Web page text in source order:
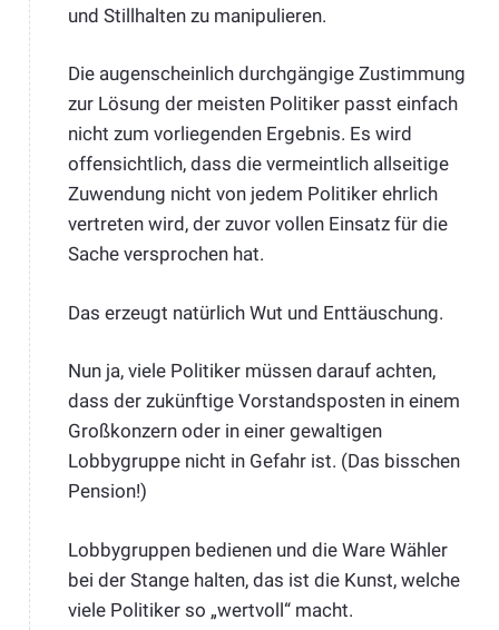
und Stillhalten zu manipulieren.
Die augenscheinlich durchgängige Zustimmung
zur Lösung der meisten Politiker passt einfach
nicht zum vorliegenden Ergebnis. Es wird
offensichtlich, dass die vermeintlich allseitige
Zuwendung nicht von jedem Politiker ehrlich
vertreten wird, der zuvor vollen Einsatz für die
Sache versprochen hat.
Das erzeugt natürlich Wut und Enttäuschung.
Nun ja, viele Politiker müssen darauf achten,
dass der zukünftige Vorstandsposten in einem
Großkonzern oder in einer gewaltigen
Lobbygruppe nicht in Gefahr ist. (Das bisschen
Pension!)
Lobbygruppen bedienen und die Ware Wähler
bei der Stange halten, das ist die Kunst, welche
viele Politiker so „wertvoll“ macht.